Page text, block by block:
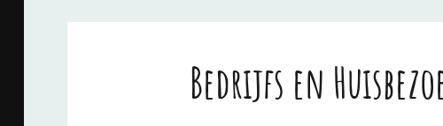
Bedrijfs en